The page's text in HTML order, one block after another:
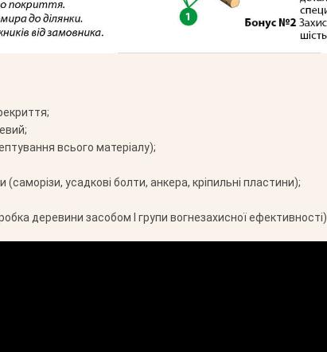
всього матеріалу);
(саморізи, усадкові болти, анкера, кріпильні пластини);
деревини засобом І групи вогнезахисної ефективності)